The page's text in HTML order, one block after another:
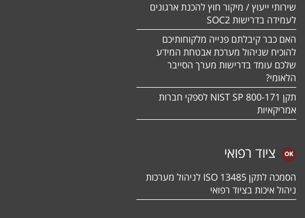
שירותי ייעוץ / מיקור חוץ להכנת ארגונים
לעמידה בדרישות SOC2
האם כבר קיבלתם פנייה מלקוחותיכם
להוכיח שניהול מערכת אבטחת המידע
שלכם עומד בדרישות מערך הסייבר
הלאומי?
תקן NIST SP 800-171 לספקי חברות
אמריקאיות
ציוד רפואי
הסמכה לתקן 13485 ISO לניהול מערכות
ניהול איכות בציוד רפואי